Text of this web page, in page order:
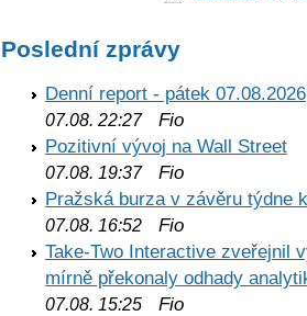
Poslední zprávy
Denní report - pátek 07.08.2026
07.08. 22:27Fio
Pozitivní vývoj na Wall Street
07.08. 19:37Fio
Pražská burza v závěru týdne
07.08. 16:52 Fio
Take-Two Interactive zveřejnil
mírně překonaly odhady
07.08. 15:25 Fio